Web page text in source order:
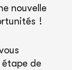
nouvelle
!
de